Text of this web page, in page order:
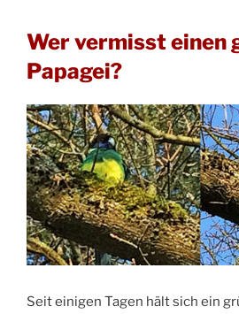
Wer vermisst einen
Papagei?
Seit einigen Tagen hält sich ein